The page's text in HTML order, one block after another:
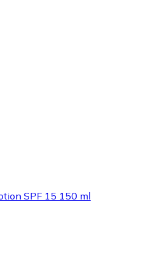
SPF 15 150 ml